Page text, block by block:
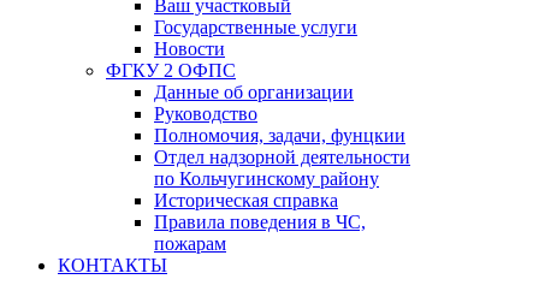
Ваш участковый
Государственные услуги
Новости
ФГКУ 2 ОФПС
Данные об организации
Руководство
Полномочия, задачи, фунцкии
Отдел надзорной деятельности
по Кольчугинскому району
Историческая справка
Правила поведения в ЧС,
пожарам
КОНТАКТЫ